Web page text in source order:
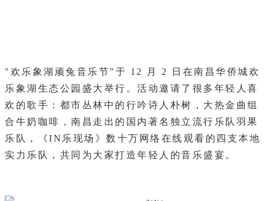
"欢乐象湖顽兔音乐节"于 12 月 2 日在南昌华侨城欢
乐象湖生态公园盛大举行。活动邀请了很多年轻人喜
欢的歌手：都市丛林中的行吟诗人朴树，大热金曲组
合牛奶咖啡，南昌走出的国内著名独立流行乐队羽果
乐队，《IN乐现场》数十万网络在线观看的四支本地
实力乐队，共同为大家打造年轻人的音乐盛宴。